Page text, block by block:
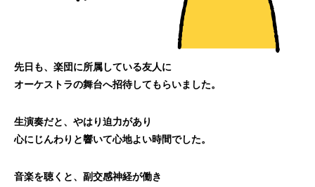
先日も、楽団に所属している友人に
オーケストラの舞台へ招待してもらいました。
生演奏だと、やはり迫力があり
心にじんわりと響いて心地よい時間でした。
音楽を聴くと、副交感神経が働き